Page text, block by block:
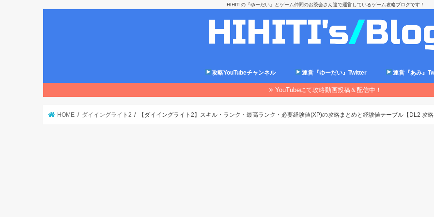
HIHITIの『ゆーだい』とゲーム仲間のお茶会さん達で運営しているゲーム攻略ブログです！
攻略YouTubeチャンネル 運営『ゆーだい』Twitter 運営『あみ』
YouTubeにて攻略動画投稿＆配信中！
HOME ダイイングライト2 【ダイイングライト2】スキル・ランク・最高ランク・必要経験値(XP)の攻略まとめと経験値テーブル【DL2 攻略